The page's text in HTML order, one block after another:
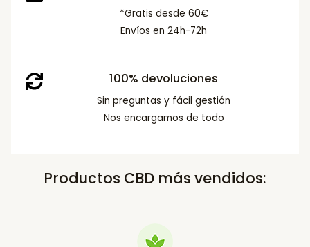
*Gratis desde 60€
Envíos en 24h-72h
100% devoluciones
Sin preguntas y fácil gestión
Nos encargamos de todo
Productos CBD más vendidos: